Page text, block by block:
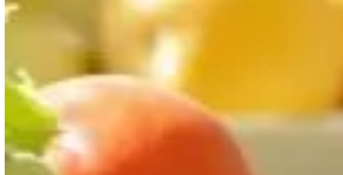
Les
sont souvent un vrai casse-tête dans nos cuisines. Pour s'en
près.
Les facteurs qui attirent les moucherons
Nourritureen décomposition : fruits trop mûrs, légumes oubliés.
Humidité
: éviers, éponges mouillées.
Résidusde nourriture : miettes, éclaboussures sur le plan de travail.
Ils adorent se nourrir de ces éléments. En réduisant ces sources, vous diminuez
Les endroits de prédilection des moucherons dans la cuisine
Les moucherons ont des cachettes favorites dans votre cuisine. Voici où ils